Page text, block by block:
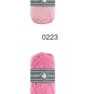
0223